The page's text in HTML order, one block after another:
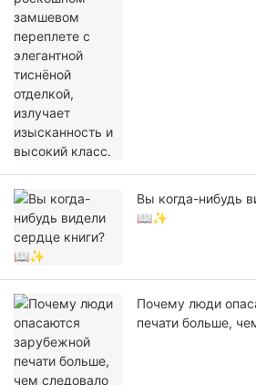
Вы когда-нибудь
📖✨
Почему люди
печати больше,